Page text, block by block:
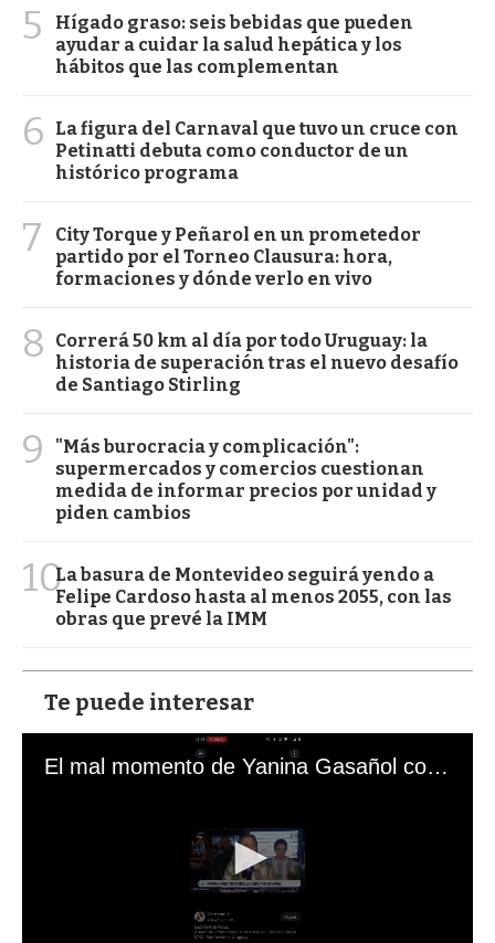
5
Hígado graso: seis bebidas que pueden
ayudar a cuidar la salud hepática y los
hábitos que las complementan
6
La figura del Carnaval que tuvo un cruce con
Petinatti debuta como conductor de un
histórico programa
7
City Torque y Peñarol en un prometedor
partido por el Torneo Clausura: hora,
formaciones y dónde verlo en vivo
8
Correrá 50 km al día por todo Uruguay: la
historia de superación tras el nuevo desafío
de Santiago Stirling
9
"Más burocracia y complicación":
supermercados y comercios cuestionan
medida de informar precios por unidad y
piden cambios
10La basura de Montevideo seguirá yendo a
Felipe Cardoso hasta al menos 2055, con las
obras que prevé la IMM
Te puede interesar
El mal momento de Yanina Gasañol con un hincha argentino en "Subrayado"